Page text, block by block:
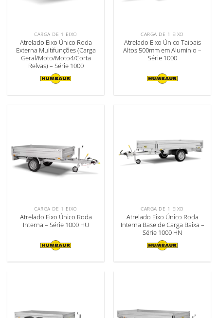
CARGA DE 1 EIXO
Atrelado Eixo Único Roda
Externa Multifunções (Carga
Geral/Moto/Moto4/Corta
Relvas) – Série 1000
CARGA DE 1 EIXO
Atrelado Eixo Único Taipais
Altos 500mm em Alumínio –
Série 1000
CARGA DE 1 EIXO
Atrelado Eixo Único Roda
Interna – Série 1000 HU
CARGA DE 1 EIXO
Atrelado Eixo Único Roda
Interna Base de Carga Baixa –
Série 1000 HN